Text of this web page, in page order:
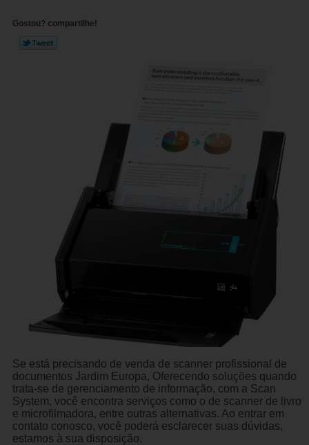
Gostou? compartilhe!
Se está precisando de venda de scanner profissional de
documentos Jardim Europa, Oferecendo soluções quando
trata-se de gerenciamento de informação, com a Scan
System, você encontra serviços como o de scanner de livro
e microfilmadora, entre outras alternativas. Ao entrar em
contato conosco, você poderá esclarecer suas dúvidas,
estamos à sua disposição.